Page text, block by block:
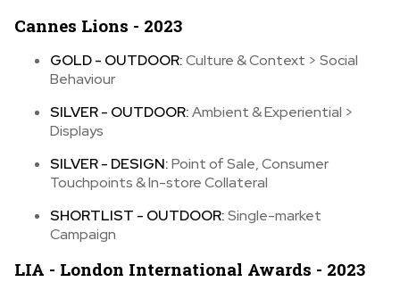
Cannes Lions - 2023
GOLD - OUTDOOR:Culture & Context > Social
Behaviour
SILVER - OUTDOOR:Ambient & Experiential >
Displays
SILVER - DESIGN:Point of Sale, Consumer
Touchpoints & In-store Collateral
SHORTLIST - OUTDOOR:Single-market
Campaign
LIA - London International Awards - 2023